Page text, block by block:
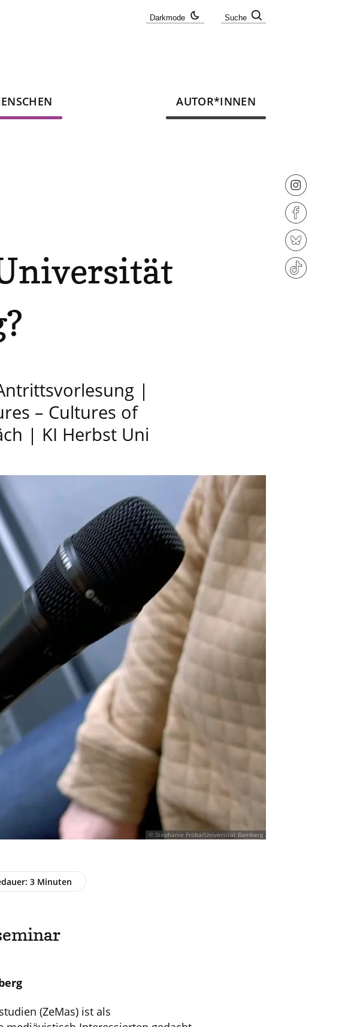
Darkmode Suche
AUTOR*INNEN
|
– Cultures of
| KI Herbst Uni
© Stephanie Fröba/Universität Bamberg
3 Minuten
(ZeMas) ist als